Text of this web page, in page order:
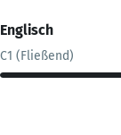
Englisch
C1 (Fließend)